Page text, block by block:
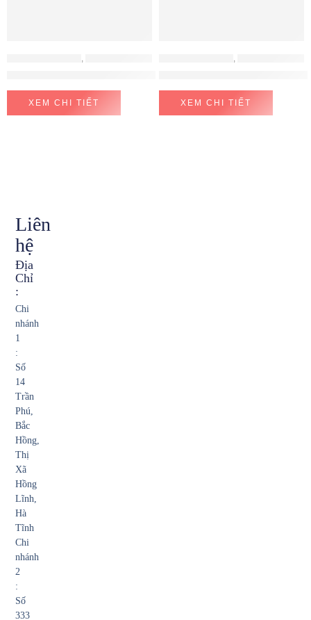
XEM CHI TIẾT XEM CHI TIẾT
Liên
hệ
Địa
Chỉ
:
Chi
nhánh
1
:
Số
14
Trần
Phú,
Bắc
Hồng,
Thị
Xã
Hồng
Lĩnh,
Hà
Tĩnh
Chi
nhánh
2
:
Số
333